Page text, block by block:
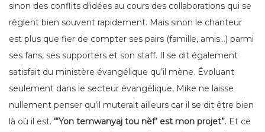
sinon des conflits d’idées au cours des collaborations qui se
règlent bien souvent rapidement. Mais sinon le chanteur
est plus que fier de compter ses pairs (famille, amis…) parmi
ses fans, ses supporters et son staff. Il se dit également
satisfait du ministère évangélique qu’il mène. Évoluant
seulement dans le secteur évangélique, Mike ne laisse
nullement penser qu’il muterait ailleurs car il se dit être bien
là où il est. “‘Yon temwanyaj tou nèf’ est mon projet”. Et ce